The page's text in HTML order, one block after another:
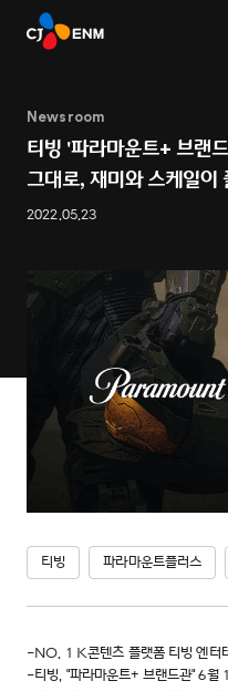
Newsroom
티빙 '파라마운트+ 브랜
그대로, 재미와 스케일이
2022.05.23
티빙 파라마운트플러스
-NO. 1 K콘텐츠 플랫폼 티빙 엔터
-티빙, "파라마운트+ 브랜드관" 6월